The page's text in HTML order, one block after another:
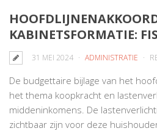
KABINETSFORMATIE:
31 MEI 2024 ADMINISTRATIE
De budgettaire bijlage van het
het thema koopkracht en
middeninkomens. De
zichtbaar zijn voor deze